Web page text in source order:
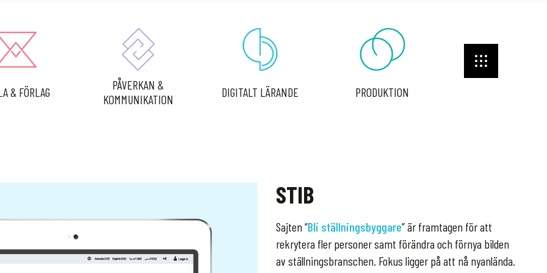
& FÖRLAG
PÅVERKAN &
KOMMUNIKATION
DIGITALT LÄRANDE PRODUKTION
STIB
Sajten “Bli ställningsbyggare” är framtagen för att
rekrytera fler personer samt förändra och förnya bilden
av ställningsbranschen. Fokus ligger på att nå nyanlända.